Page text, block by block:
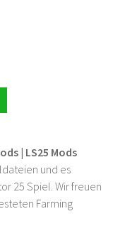
| LS25 Mods
und es
25 Spiel. Wir freuen
Farming